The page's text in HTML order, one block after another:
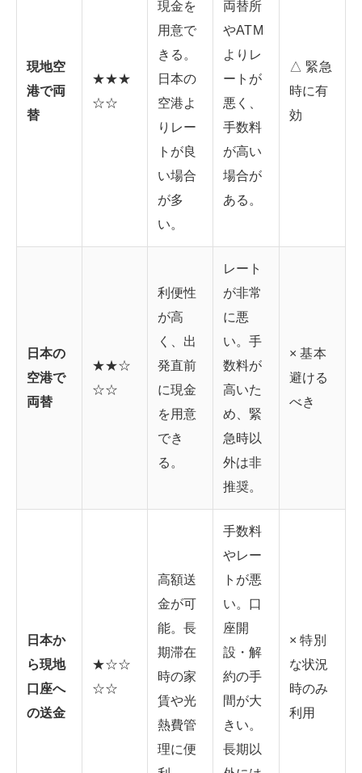
現地空
港で両
替
★★★
☆☆
現金を
用意で
きる。
日本の
空港よ
りレー
トが良
い場合
が多
い。
両替所
やATM
よりレ
ートが
悪く、
手数料
が高い
場合が
ある。
△ 緊急
時に有
効
日本の
空港で
両替
★★☆
☆☆
利便性
が高
く、出
発直前
に現金
を用意
でき
る。
レート
が非常
に悪
い。手
数料が
高いた
め、緊
急時以
外は非
推奨。
× 基本
避ける
べき
日本か
ら現地
口座へ
の送金
★☆☆
☆☆
高額送
金が可
能。長
期滞在
時の家
賃や光
熱費管
理に便
手数料
やレー
トが悪
い。口
座開
設・解
約の手
間が大
きい。
長期以
× 特別
な状況
時のみ
利用